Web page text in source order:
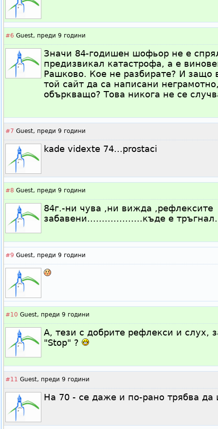
#6 Guest, преди 9 години
Значи 84-годишен шофьор не е
предизвикал катастрофа, а е
Рашково. Кое не разбирате? И защо
той сайт да са написани
объркващо? Това никога не се
#7 Guest, преди 9 години
kade videxte 74...prostaci
#8 Guest, преди 9 години
84г.-ни чува ,ни вижда ,рефлексите
забавени...................къде е тръгнал.
#9 Guest, преди 9 години
#10 Guest, преди 9 години
А, тези с добрите рефлекси и слух,
"Stop" ?
#11 Guest, преди 9 години
На 70 - се даже и по-рано трябва